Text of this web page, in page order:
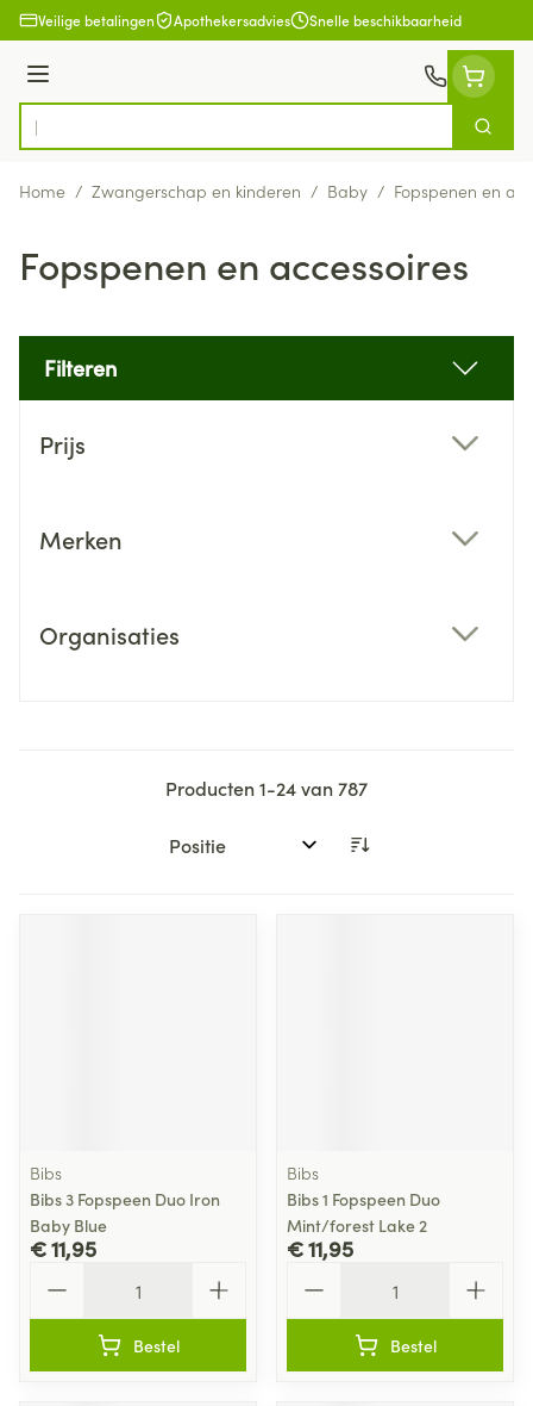
Ga naar de inhoud
Veilige betalingen Apothekersadvies Snelle beschikbaarheid
Menu
Product, merk, categorie...
Zoek
Home / Zwangerschap en kinderen / Baby / Fopspenen en
Fopspenen en accessoires
Filteren
Prijs
Merken
Organisaties
Producten1-24van787
Sorteer op:
Bibs
Bibs 3 Fopspeen Duo Iron
Baby Blue
€ 11,95
Bestel
Bibs
Bibs 1 Fopspeen Duo
Mint/forest Lake 2
€ 11,95
Bestel